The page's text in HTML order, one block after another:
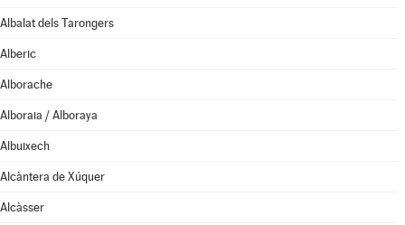
Albalat dels Tarongers
Alberic
Alborache
Alboraia / Alboraya
Albuixech
Alcàntera de Xúquer
Alcàsser